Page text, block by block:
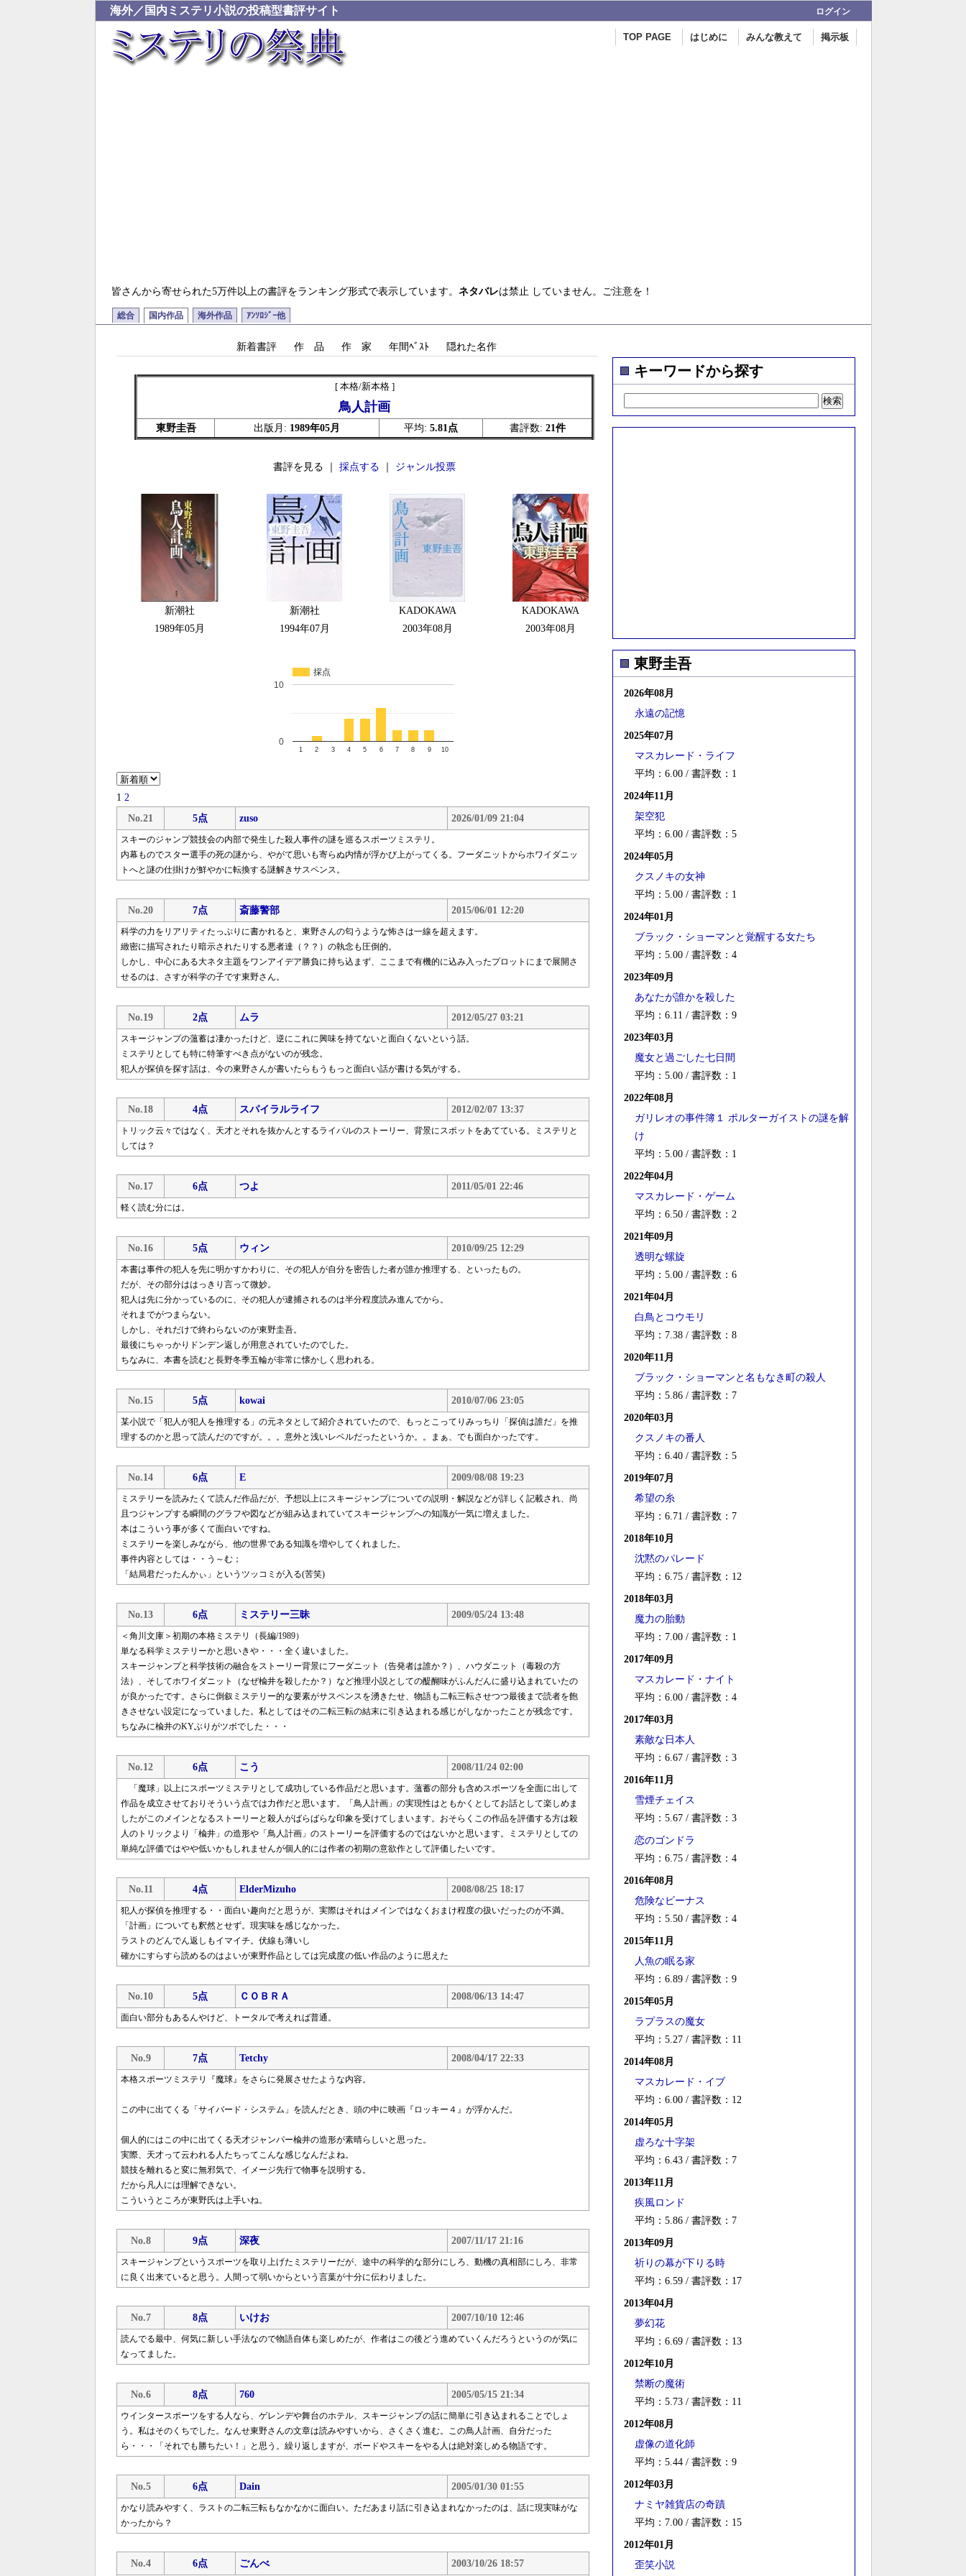
海外／国内ミステリ小説の投稿型書評サイト ログイン
掲示板
みんな教えて
はじめに
TOP PAGE
皆さんから寄せられた5万件以上の書評をランキング形式で表示しています。 ネタバレは禁止 していません。ご注意を！
総合 国内作品 海外作品 ｱﾝｿﾛｼﾞｰ他
新着書評 作 品 作 家 年間ﾍﾞｽﾄ 隠れた名作
[ 本格/新本格 ]
鳥人計画
東野圭吾 出版月: 1989年05月 平均: 5.81点 書評数: 21件
書評を見る ｜ 採点する ジャンル投票
新潮社
1989年05月
新潮社
1994年07月
KADOKAWA
2003年08月
KADOKAWA
2003年08月
採点
1 2 3 4 5 6 7 8 9 10
0
10
1 2
No.21
5点 zuso 2026/01/09 21:04
スキーのジャンプ競技会の内部で発生した殺人事件の謎を巡るスポーツミステリ。
内幕ものでスター選手の死の謎から、やがて思いも寄らぬ内情が浮かび上がってくる。フーダニットからホワイダニッ
トへと謎の仕掛けが鮮やかに転換する謎解きサスペンス。
No.20 7点 斎藤警部 2015/06/01 12:20
科学の力をリアリティたっぷりに書かれると、東野さんの匂うような怖さは一線を超えます。
緻密に描写されたり暗示されたりする悪者達（？？）の執念も圧倒的。
しかし、中心にある大ネタ主題をワンアイデア勝負に持ち込まず、ここまで有機的に込み入ったプロットにまで展開さ
せるのは、さすが科学の子です東野さん。
No.19 2点 ムラ 2012/05/27 03:21
スキージャンプの薀蓄は凄かったけど、逆にこれに興味を持てないと面白くないという話。
ミステリとしても特に特筆すべき点がないのが残念。
犯人が探偵を探す話は、今の東野さんが書いたらもうもっと面白い話が書ける気がする。
No.18 4点 スパイラルライフ 2012/02/07 13:37
トリック云々ではなく、天才とそれを抜かんとするライバルのストーリー、背景にスポットをあてている。ミステリと
しては？
No.17 6点 つよ 2011/05/01 22:46
軽く読む分には。
No.16 5点 ウィン 2010/09/25 12:29
本書は事件の犯人を先に明かすかわりに、その犯人が自分を密告した者が誰か推理する、といったもの。
だが、その部分ははっきり言って微妙。
犯人は先に分かっているのに、その犯人が逮捕されるのは半分程度読み進んでから。
それまでがつまらない。
しかし、それだけで終わらないのが東野圭吾。
最後にちゃっかりドンデン返しが用意されていたのでした。
ちなみに、本書を読むと長野冬季五輪が非常に懐かしく思われる。
No.15 5点 kowai 2010/07/06 23:05
某小説で「犯人が犯人を推理する」の元ネタとして紹介されていたので、もっとこってりみっちり「探偵は誰だ」を推
理するのかと思って読んだのですが。。。意外と浅いレベルだったというか。。まぁ、でも面白かったです。
No.14 6点 E 2009/08/08 19:23
ミステリーを読みたくて読んだ作品だが、予想以上にスキージャンプについての説明・解説などが詳しく記載され、尚
且つジャンプする瞬間のグラフや図などが組み込まれていてスキージャンプへの知識が一気に増えました。
本はこういう事が多くて面白いですね。
ミステリーを楽しみながら、他の世界である知識を増やしてくれました。
事件内容としては・・う～む；
「結局君だったんかぃ」というツッコミが入る(苦笑)
No.13 6点 ミステリー三昧 2009/05/24 13:48
＜角川文庫＞初期の本格ミステリ（長編/1989）
単なる科学ミステリーかと思いきや・・・全く違いました。
スキージャンプと科学技術の融合をストーリー背景にフーダニット（告発者は誰か？）、ハウダニット（毒殺の方
法）、そしてホワイダニット（なぜ楡井を殺したか？）など推理小説としての醍醐味がふんだんに盛り込まれていたの
が良かったです。さらに倒叙ミステリー的な要素がサスペンスを湧きたせ、物語も二転三転させつつ最後まで読者を飽
きさせない設定になっていました。私としてはその二転三転の結末に引き込まれる感じがしなかったことが残念です。
ちなみに楡井のKYぶりがツボでした・・・
No.12 6点 こう 2008/11/24 02:00
「魔球」以上にスポーツミステリとして成功している作品だと思います。薀蓄の部分も含めスポーツを全面に出して
作品を成立させておりそういう点では力作だと思います。「鳥人計画」の実現性はともかくとしてお話として楽しめま
したがこのメインとなるストーリーと殺人がばらばらな印象を受けてしまいます。おそらくこの作品を評価する方は殺
人のトリックより「楡井」の造形や「鳥人計画」のストーリーを評価するのではないかと思います。ミステリとしての
単純な評価ではやや低いかもしれませんが個人的には作者の初期の意欲作として評価したいです。
No.11 4点 ElderMizuho 2008/08/25 18:17
犯人が探偵を推理する・・面白い趣向だと思うが、実際はそれはメインではなくおまけ程度の扱いだったのが不満。
「計画」についても釈然とせず。現実味を感じなかった。
ラストのどんでん返しもイマイチ。伏線も薄いし
確かにすらすら読めるのはよいが東野作品としては完成度の低い作品のように思えた
No.10 5点 ＣＯＢＲＡ 2008/06/13 14:47
面白い部分もあるんやけど、トータルで考えれば普通。
No.9 7点 Tetchy 2008/04/17 22:33
本格スポーツミステリ『魔球』をさらに発展させたような内容。
この中に出てくる「サイバード・システム」を読んだとき、頭の中に映画『ロッキー４』が浮かんだ。
個人的にはこの中に出てくる天才ジャンパー楡井の造形が素晴らしいと思った。
実際、天才って云われる人たちってこんな感じなんだよね。
競技を離れると変に無邪気で、イメージ先行で物事を説明する。
だから凡人には理解できない。
こういうところが東野氏は上手いね。
No.8 9点 深夜 2007/11/17 21:16
スキージャンプというスポーツを取り上げたミステリーだが、途中の科学的な部分にしろ、動機の真相部にしろ、非常
に良く出来ていると思う。人間って弱いからという言葉が十分に伝わりました。
No.7 8点 いけお 2007/10/10 12:46
読んでる最中、何気に新しい手法なので物語自体も楽しめたが、作者はこの後どう進めていくんだろうというのが気に
なってました。
No.6 8点 760 2005/05/15 21:34
ウインタースポーツをする人なら、ゲレンデや舞台のホテル、スキージャンプの話に簡単に引き込まれることでしょ
う。私はそのくちでした。なんせ東野さんの文章は読みやすいから、さくさく進む。この鳥人計画、自分だった
ら・・・「それでも勝ちたい！」と思う。繰り返しますが、ボードやスキーをやる人は絶対楽しめる物語です。
No.5 6点 Dain 2005/01/30 01:55
かなり読みやすく、ラストの二転三転もなかなかに面白い。ただあまり話に引き込まれなかったのは、話に現実味がな
かったから？
No.4 6点 ごんべ 2003/10/26 18:57
キーワードから探す
東野圭吾
2026年08月
永遠の記憶
2025年07月
マスカレード・ライフ
平均：6.00 / 書評数：1
2024年11月
架空犯
平均：6.00 / 書評数：5
2024年05月
クスノキの女神
平均：5.00 / 書評数：1
2024年01月
ブラック・ショーマンと覚醒する女たち
平均：5.00 / 書評数：4
2023年09月
あなたが誰かを殺した
平均：6.11 / 書評数：9
2023年03月
魔女と過ごした七日間
平均：5.00 / 書評数：1
2022年08月
ガリレオの事件簿１ ポルターガイストの謎を解
け
平均：5.00 / 書評数：1
2022年04月
マスカレード・ゲーム
平均：6.50 / 書評数：2
2021年09月
透明な螺旋
平均：5.00 / 書評数：6
2021年04月
白鳥とコウモリ
平均：7.38 / 書評数：8
2020年11月
ブラック・ショーマンと名もなき町の殺人
平均：5.86 / 書評数：7
2020年03月
クスノキの番人
平均：6.40 / 書評数：5
2019年07月
希望の糸
平均：6.71 / 書評数：7
2018年10月
沈黙のパレード
平均：6.75 / 書評数：12
2018年03月
魔力の胎動
平均：7.00 / 書評数：1
2017年09月
マスカレード・ナイト
平均：6.00 / 書評数：4
2017年03月
素敵な日本人
平均：6.67 / 書評数：3
2016年11月
雪煙チェイス
平均：5.67 / 書評数：3
恋のゴンドラ
平均：6.75 / 書評数：4
2016年08月
危険なビーナス
平均：5.50 / 書評数：4
2015年11月
人魚の眠る家
平均：6.89 / 書評数：9
2015年05月
ラプラスの魔女
平均：5.27 / 書評数：11
2014年08月
マスカレード・イブ
平均：6.00 / 書評数：12
2014年05月
虚ろな十字架
平均：6.43 / 書評数：7
2013年11月
疾風ロンド
平均：5.86 / 書評数：7
2013年09月
祈りの幕が下りる時
平均：6.59 / 書評数：17
2013年04月
夢幻花
平均：6.69 / 書評数：13
2012年10月
禁断の魔術
平均：5.73 / 書評数：11
2012年08月
虚像の道化師
平均：5.44 / 書評数：9
2012年03月
ナミヤ雑貨店の奇蹟
平均：7.00 / 書評数：15
2012年01月
歪笑小説